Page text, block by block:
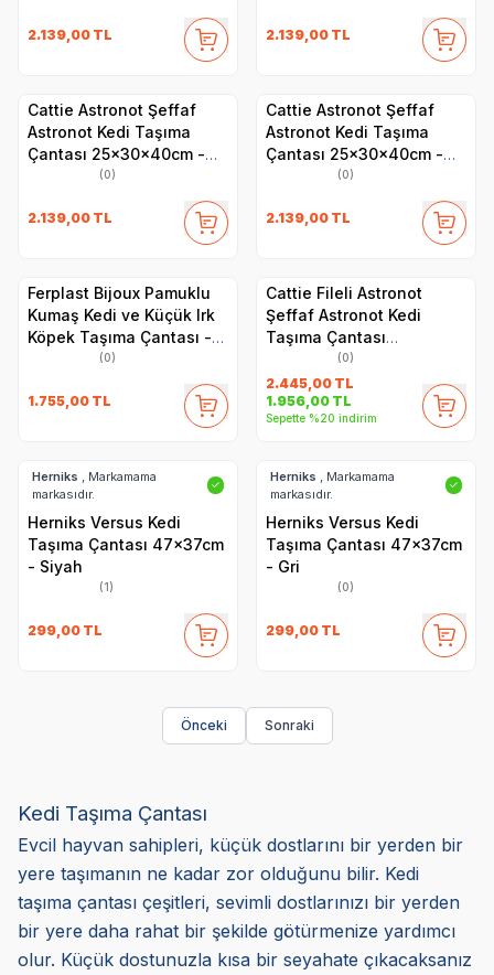
2.139,00 TL 2.139,00 TL
Cattie Astronot Şeffaf
Astronot Kedi Taşıma
Çantası 25x30x40cm -
(0)
2.139,00 TL
Cattie Astronot Şeffaf
Astronot Kedi Taşıma
Çantası 25x30x40cm -
(0)
2.139,00 TL
Ferplast Bijoux Pamuklu
Kumaş Kedi ve Küçük Irk
Köpek Taşıma Çantası -
Ayarlanabilir Omuz Askısı,
Fermuarlı - 32x15x34 cm
(0)
1.755,00 TL
Cattie Fileli Astronot
Şeffaf Astronot Kedi
Taşıma Çantası
25x60x40cm - Gri
(0)
2.445,00 TL
1.956,00 TL
Sepette %20 indirim
Herniks
, Markamama
markasıdır.
✓
Herniks Versus Kedi
Taşıma Çantası 47x37cm
- Siyah
(1)
299,00 TL
Herniks
, Markamama
markasıdır.
✓
Herniks Versus Kedi
Taşıma Çantası 47x37cm
- Gri
(0)
299,00 TL
Önceki Sonraki
Kedi Taşıma Çantası
Evcil hayvan sahipleri, küçük dostlarını bir yerden bir
yere taşımanın ne kadar zor olduğunu bilir. Kedi
taşıma çantası çeşitleri, sevimli dostlarınızı bir yerden
bir yere daha rahat bir şekilde götürmenize yardımcı
olur. Küçük dostunuzla kısa bir seyahate çıkacaksanız